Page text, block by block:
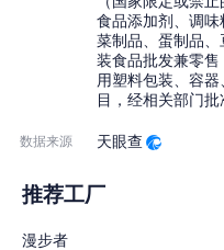
食品添加剂、调
菜制品、蛋制品
装食品批发兼零
用塑料包装、容
目，经相关部门
数据来源 天眼查
推荐工厂
漫步者